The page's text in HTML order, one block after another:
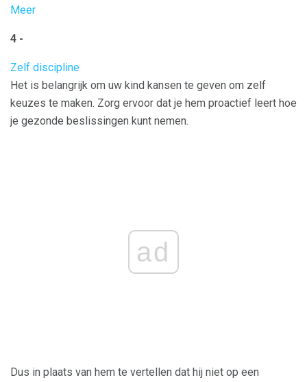
Meer
4 -
Zelf discipline
Het is belangrijk om uw kind kansen te geven om zelf
keuzes te maken. Zorg ervoor dat je hem proactief leert hoe
je gezonde beslissingen kunt nemen.
ad
Dus in plaats van hem te vertellen dat hij niet op een